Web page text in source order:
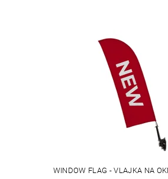
WINDOW FLAG - VLAJKA NA